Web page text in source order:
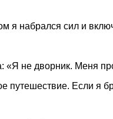
я набрался сил и
«Я не дворник. Меня
путешествие. Если я